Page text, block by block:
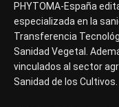
PHYTOMA-España
especializada en la
Transferencia
Sanidad Vegetal.
vinculados al sector
Sanidad de los Cultivos.